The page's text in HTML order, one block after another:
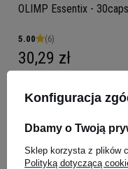
OLIMP Essentix - 30caps
5.00 (6)
30,29 zł
Konfiguracja
Dbamy o Twoją
Sklep korzysta z plików
Polityką dotyczącą